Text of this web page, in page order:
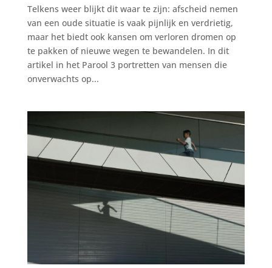
Telkens weer blijkt dit waar te zijn: afscheid nemen
van een oude situatie is vaak pijnlijk en verdrietig,
maar het biedt ook kansen om verloren dromen op
te pakken of nieuwe wegen te bewandelen. In dit
artikel in het Parool 3 portretten van mensen die
onverwachts op...